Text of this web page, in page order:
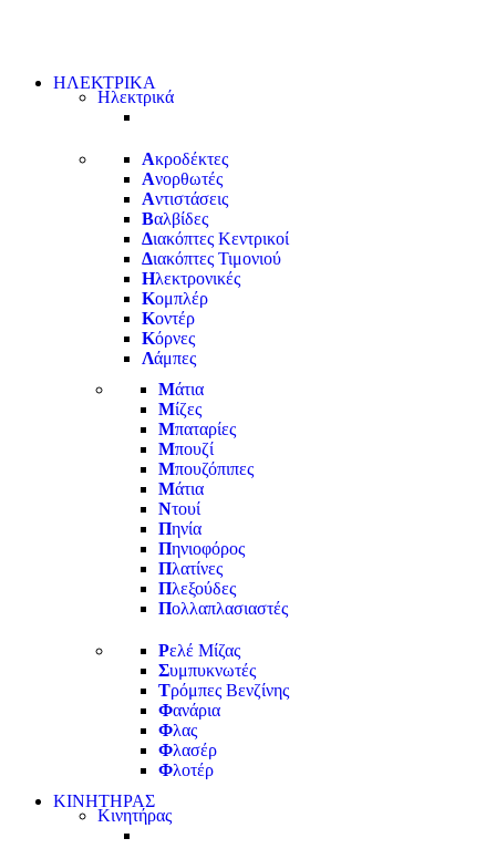
ΗΛΕΚΤΡΙΚΑ
Ηλεκτρικά
Ακροδέκτες
Ανορθωτές
Αντιστάσεις
Βαλβίδες
Διακόπτες Κεντρικοί
Διακόπτες Τιμονιού
Ηλεκτρονικές
Κομπλέρ
Κοντέρ
Κόρνες
Λάμπες
Μάτια
Μίζες
Μπαταρίες
Μπουζί
Μπουζόπιπες
Μάτια
Ντουί
Πηνία
Πηνιοφόρος
Πλατίνες
Πλεξούδες
Πολλαπλασιαστές
Ρελέ Μίζας
Συμπυκνωτές
Τρόμπες Βενζίνης
Φανάρια
Φλας
Φλασέρ
Φλοτέρ
ΚΙΝΗΤΗΡΑΣ
Κινητήρας